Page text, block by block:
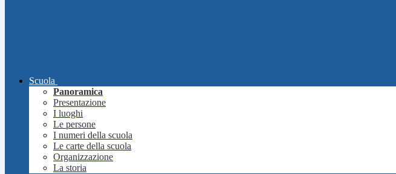
Scuola
Panoramica
Presentazione
I luoghi
Le persone
I numeri della scuola
Le carte della scuola
Organizzazione
La storia